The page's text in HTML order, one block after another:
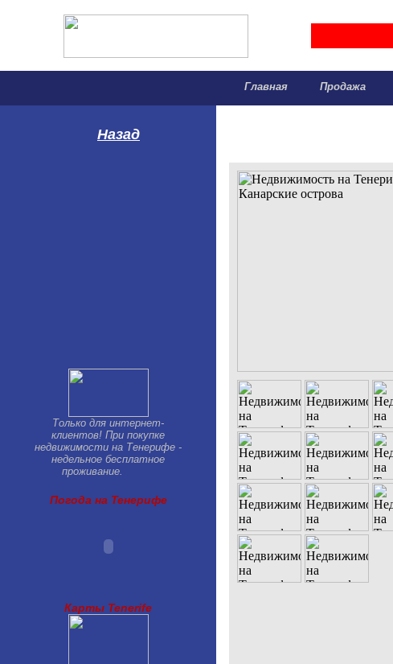
Главная Продажа
Назад
Только для интернет-
клиентов! При покупке
недвижимости на Тенерифе -
недельное бесплатное
проживание.
Погода на Тенерифе
Карты Tenerife